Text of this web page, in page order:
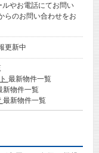
やお電話にてお問い
らのお問い合わせをお
更新中
最新物件一覧
新物件一覧
最新物件一覧